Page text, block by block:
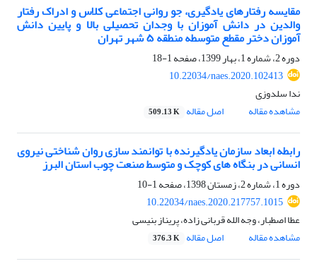
مقایسه رفتارهای یادگیری، جو روانی اجتماعی کلاس و ادراک رفتار
والدین در دانش آموزان با وجدان تحصیلی بالا و پایین دانش
آموزان دختر مقطع متوسطه منطقه ۵ شهر تهران
دوره 2، شماره 1، بهار 1399، صفحه
1-18
10.22034/naes.2020.102413
ندا سلدوزی
مشاهده مقاله
اصل مقاله 509.13 K
رابطه ابعاد سازمان یادگیرنده با توانمند سازی روان شناختی نیروی
انسانی در بنگاه های کوچک و متوسط صنعت چوب استان البرز
دوره 1، شماره 2، زمستان 1398، صفحه
1-10
10.22034/naes.2020.217757.1015
عطا اصطبار، وجه الله قربانی زاده، پریناز بنیسی
مشاهده مقاله
اصل مقاله 376.3 K